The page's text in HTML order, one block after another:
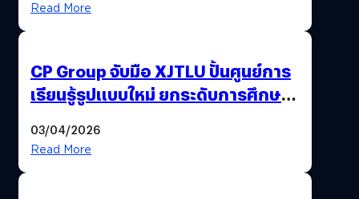
Read More
CP Group จับมือ XJTLU ปั้นศูนย์การ
เรียนรู้รูปแบบใหม่ ยกระดับการศึกษา
03/04/2026
Read More